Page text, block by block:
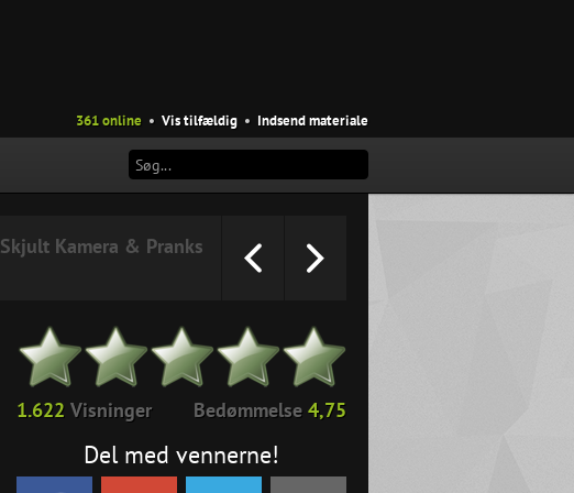
361 online • Vis tilfældig • Indsend materiale
Skjult Kamera & Pranks
1.622 Visninger Bedømmelse 4,75
Del med vennerne!